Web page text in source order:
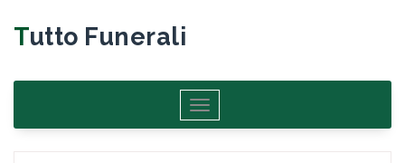
contenuto
Tutto Funerali
Attiva/disattiva
navigazione